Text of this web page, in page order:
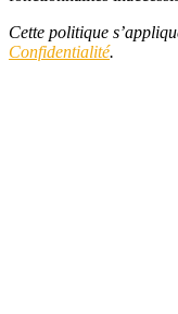
Cette politique
Confidentialité.